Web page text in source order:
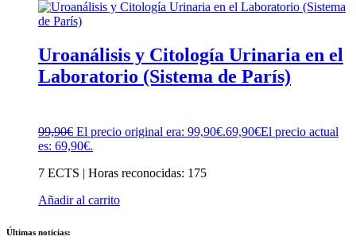
Uroanálisis y Citología Urinaria en el
Laboratorio (Sistema de París)
99,90€ El precio original era: 99,90€.69,90€El precio actual
es: 69,90€.
7 ECTS | Horas reconocidas: 175
Añadir al carrito
Últimas noticias: